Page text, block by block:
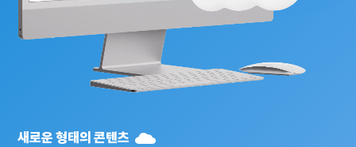
새로운 형태의 콘텐츠